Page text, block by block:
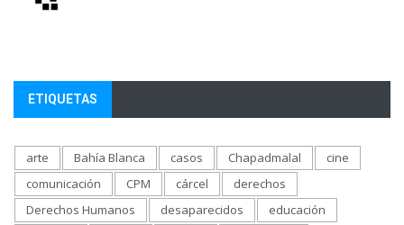
ETIQUETAS
arte Bahía Blanca casos Chapadmalal
cine
comunicación
CPM cárcel
derechos
Derechos Humanos
desaparecidos
educación